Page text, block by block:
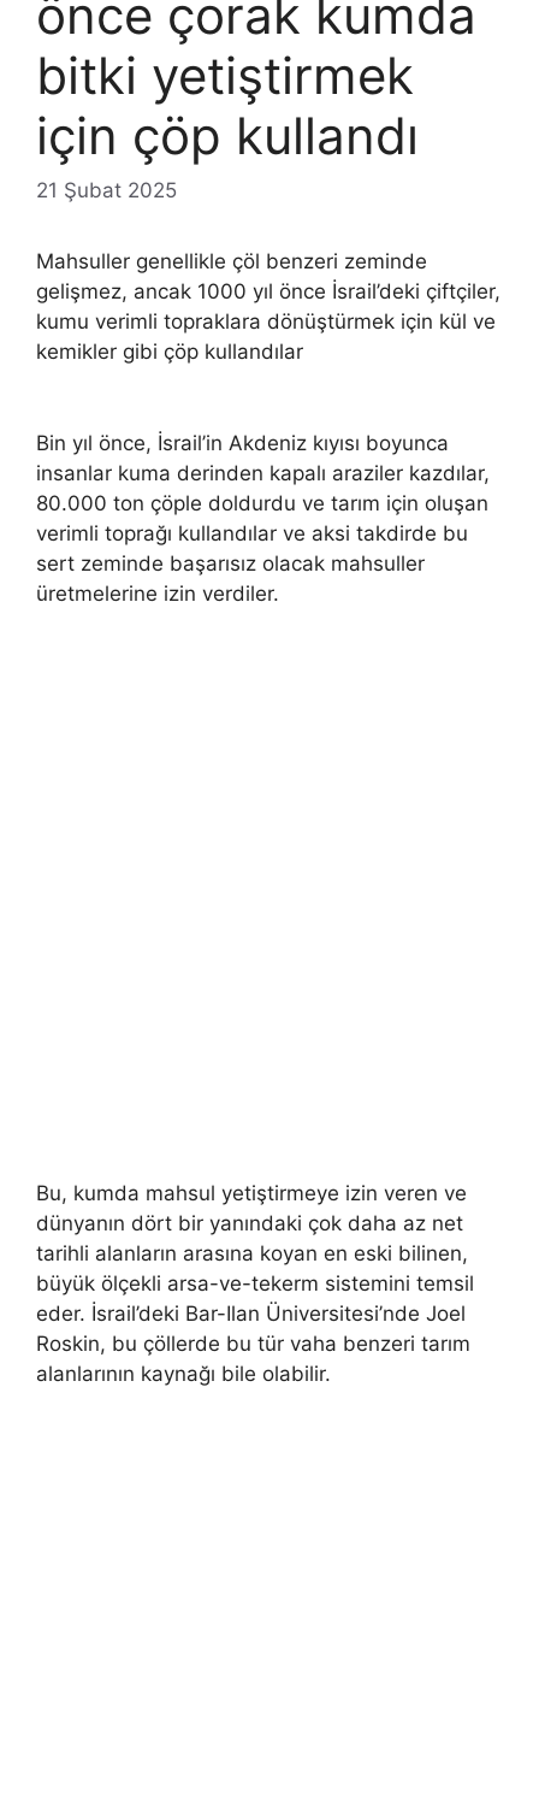
önce çorak kumda
bitki yetiştirmek
için çöp kullandı
21 Şubat 2025
Mahsuller genellikle çöl benzeri zeminde
gelişmez, ancak 1000 yıl önce İsrail’deki çiftçiler,
kumu verimli topraklara dönüştürmek için kül ve
kemikler gibi çöp kullandılar
Bin yıl önce, İsrail’in Akdeniz kıyısı boyunca
insanlar kuma derinden kapalı araziler kazdılar,
80.000 ton çöple doldurdu ve tarım için oluşan
verimli toprağı kullandılar ve aksi takdirde bu
sert zeminde başarısız olacak mahsuller
üretmelerine izin verdiler.
Bu, kumda mahsul yetiştirmeye izin veren ve
dünyanın dört bir yanındaki çok daha az net
tarihli alanların arasına koyan en eski bilinen,
büyük ölçekli arsa-ve-tekerm sistemini temsil
eder. İsrail’deki Bar-Ilan Üniversitesi’nde Joel
Roskin, bu çöllerde bu tür vaha benzeri tarım
alanlarının kaynağı bile olabilir.